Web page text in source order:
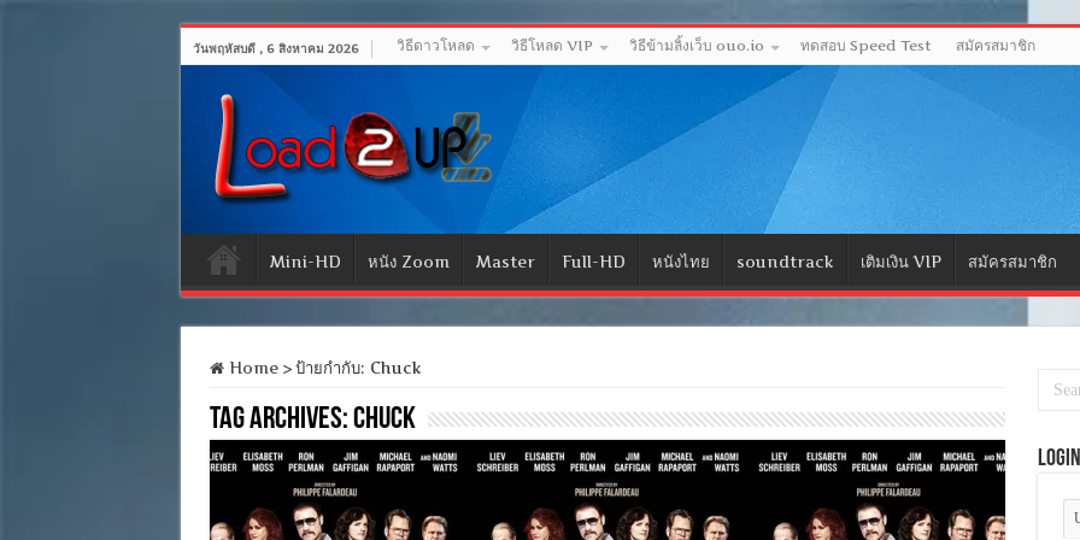
วันพฤหัสบดี , 6 สิงหาคม 2026 วิธีดาวโหลด วิธีโหลด VIP วิธีข้ามลิ้งเว็บ ouo.io ทดสอบ Speed Test สมัครสมาชิก
Mini-HD หนัง Zoom Master Full-HD หนังไทย soundtrack เติมเงิน VIP สมัครสมาชิก
Home > ป้ายกำกับ: Chuck
Tag Archives:Chuck
Login